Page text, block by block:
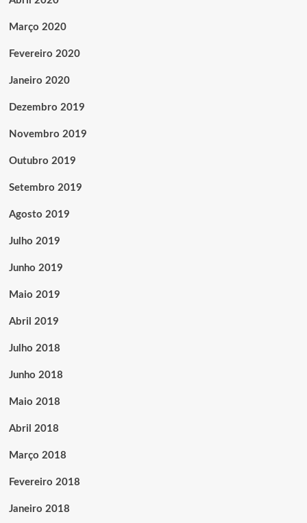
Março 2020
Fevereiro 2020
Janeiro 2020
Dezembro 2019
Novembro 2019
Outubro 2019
Setembro 2019
Agosto 2019
Julho 2019
Junho 2019
Maio 2019
Abril 2019
Julho 2018
Junho 2018
Maio 2018
Abril 2018
Março 2018
Fevereiro 2018
Janeiro 2018